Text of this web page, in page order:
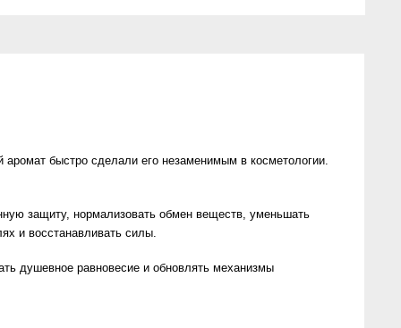
быстро сделали его незаменимым в косметологии.
защиту, нормализовать обмен веществ, уменьшать
и восстанавливать силы.
душевное равновесие и обновлять механизмы